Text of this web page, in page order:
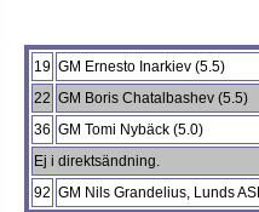
19 GM Ernesto Inarkiev (5.5)
22 GM Boris Chatalbashev (5.5)
36 GM Tomi Nybäck (5.0)
Ej i direktsändning.
92 GM Nils Grandelius, Lunds